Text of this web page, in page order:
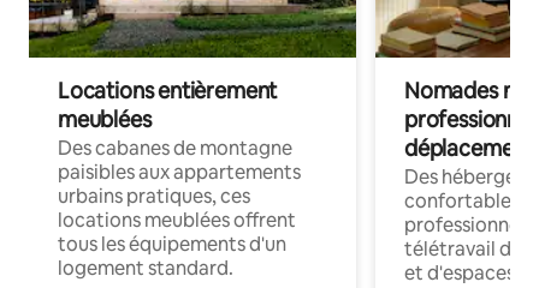
Locations entièrement
meublées
Des cabanes de montagne
paisibles aux appartements
urbains pratiques, ces
locations meublées offrent
tous les équipements d'un
logement standard.
Nomades
déplacement
Des
confortables
professionnels
télétravail
et d'espaces